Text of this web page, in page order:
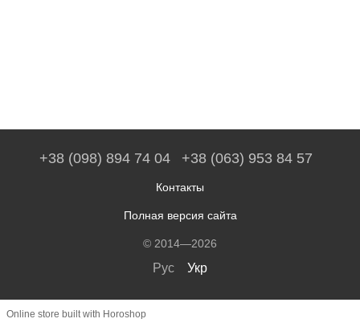
+38 (098) 894 74 04 +38 (063) 953 84 57
Контакты
Полная версия сайта
© 2014—2026
Рус Укр
Online store built with Horoshop